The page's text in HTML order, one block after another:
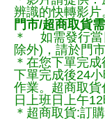
辨識的快轉影片
門市/超商取貨需
＊ 如需發行當
除外)，請於門市
＊在您下單完
下單完成後24
作業。超商取
日上班日上午
＊超商取貨:訂